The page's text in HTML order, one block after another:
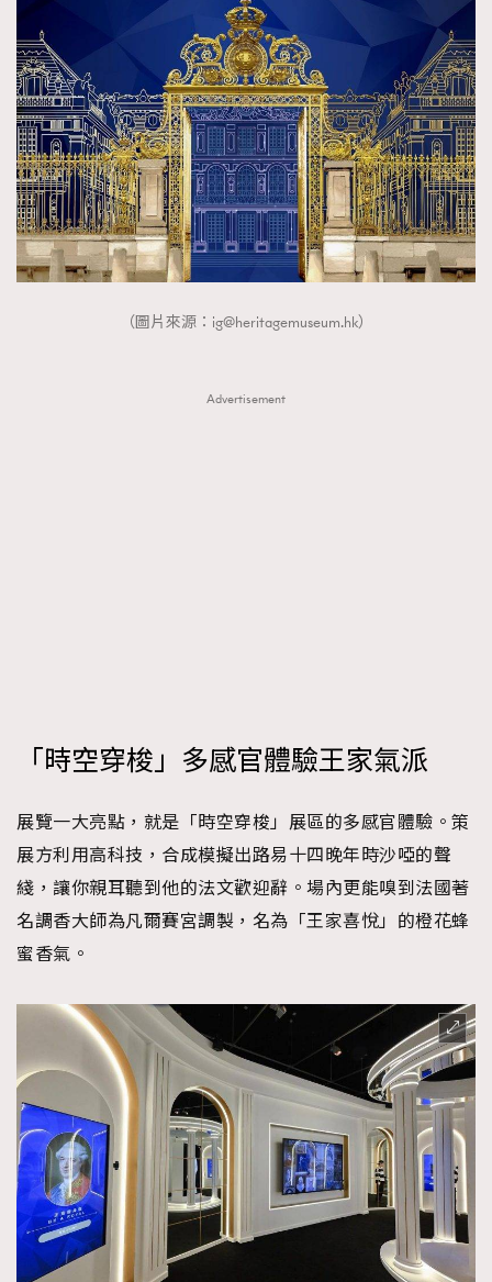
（圖片來源： ig@heritagemuseum.hk）
Advertisement
「時空穿梭」多感官體驗王家氣派
展覽一大亮點，就是「時空穿梭」展區的多感官體驗。策
展方利用高科技，合成模擬出路易十四晚年時沙啞的聲
綫，讓你親耳聽到他的法文歡迎辭。場內更能嗅到法國著
名調香大師為凡爾賽宮調製，名為「王家喜悅」的橙花蜂
蜜香氣。